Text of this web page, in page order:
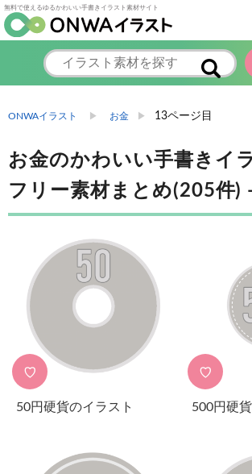
無料で使えるゆるかわいい手書きイラスト素材サイト
ONWAイラスト お金 13ページ目
お金のかわいい手書きイ
フリー素材まとめ(205件)
♡
50円硬貨のイラスト
♡
500円硬